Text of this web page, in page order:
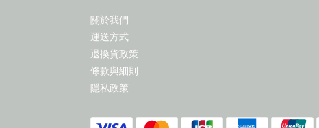
關於我們
運送方式
退換貨政策
條款與細則
隱私政策